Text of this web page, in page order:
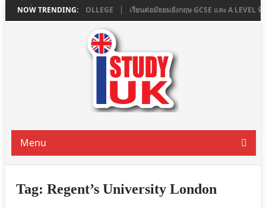
NOW TRENDING:
ที่ ASHBOURNE COLLEGE เรียนต่อมัธยมอังกฤษ GCSE และ A LEVEL ที่
Menu
Tag: Regent’s University London